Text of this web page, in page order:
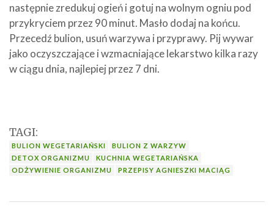
następnie zredukuj ogień i gotuj na wolnym ogniu pod
przykryciem przez 90 minut. Masło dodaj na końcu.
Przecedź bulion, usuń warzywa i przyprawy. Pij wywar
jako oczyszczające i wzmacniające lekarstwo kilka razy
w ciągu dnia, najlepiej przez 7 dni.
TAGI:
BULION WEGETARIAŃSKI
BULION Z WARZYW
DETOX ORGANIZMU
KUCHNIA WEGETARIAŃSKA
ODŻYWIENIE ORGANIZMU
PRZEPISY AGNIESZKI MACIĄG